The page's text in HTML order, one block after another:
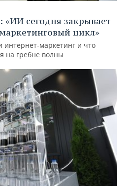
«ИИ сегодня закрывает
цикл»
интернет-маркетинг и что
на гребне волны